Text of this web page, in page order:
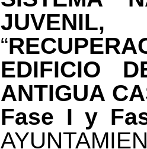
“
EDIFICIO
ANTIGUA
Fase I y